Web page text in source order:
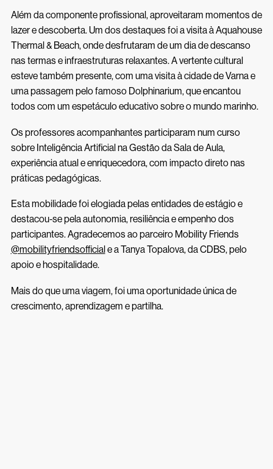
Além da componente profissional, aproveitaram momentos de
lazer e descoberta. Um dos destaques foi a visita à Aquahouse
Thermal & Beach, onde desfrutaram de um dia de descanso
nas termas e infraestruturas relaxantes. A vertente cultural
esteve também presente, com uma visita à cidade de Varna e
uma passagem pelo famoso Dolphinarium, que encantou
todos com um espetáculo educativo sobre o mundo marinho.
Os professores acompanhantes participaram num curso
sobre Inteligência Artificial na Gestão da Sala de Aula,
experiência atual e enriquecedora, com impacto direto nas
práticas pedagógicas.
Esta mobilidade foi elogiada pelas entidades de estágio e
destacou-se pela autonomia, resiliência e empenho dos
participantes. Agradecemos ao parceiro Mobility Friends
@mobilityfriendsofficial e a Tanya Topalova, da CDBS, pelo
apoio e hospitalidade.
Mais do que uma viagem, foi uma oportunidade única de
crescimento, aprendizagem e partilha.